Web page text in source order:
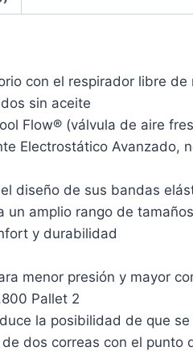
con el respirador libre
sin aceite
Flow® (válvula de aire
Electrostático
diseño de sus bandas
un amplio rango de
y durabilidad
menor presión y mayor
Pallet 2
la posibilidad de que
dos correas con el